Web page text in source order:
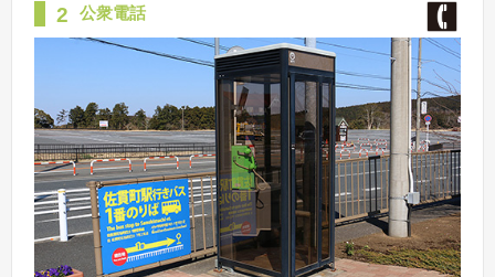
2 公衆電話